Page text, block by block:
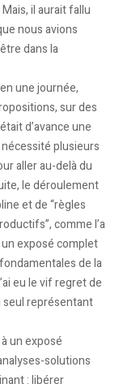
il aurait fallu
nous avions
dans la
une journée,
sur des
d’avance une
plusieurs
aller au-delà du
le déroulement
et de “règles
comme l’a
exposé complet
de la
eu le vif regret de
seul représentant
un exposé
solutions
: libérer